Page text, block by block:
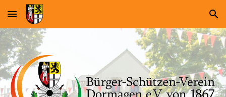
Skip to main content Skip to navigation